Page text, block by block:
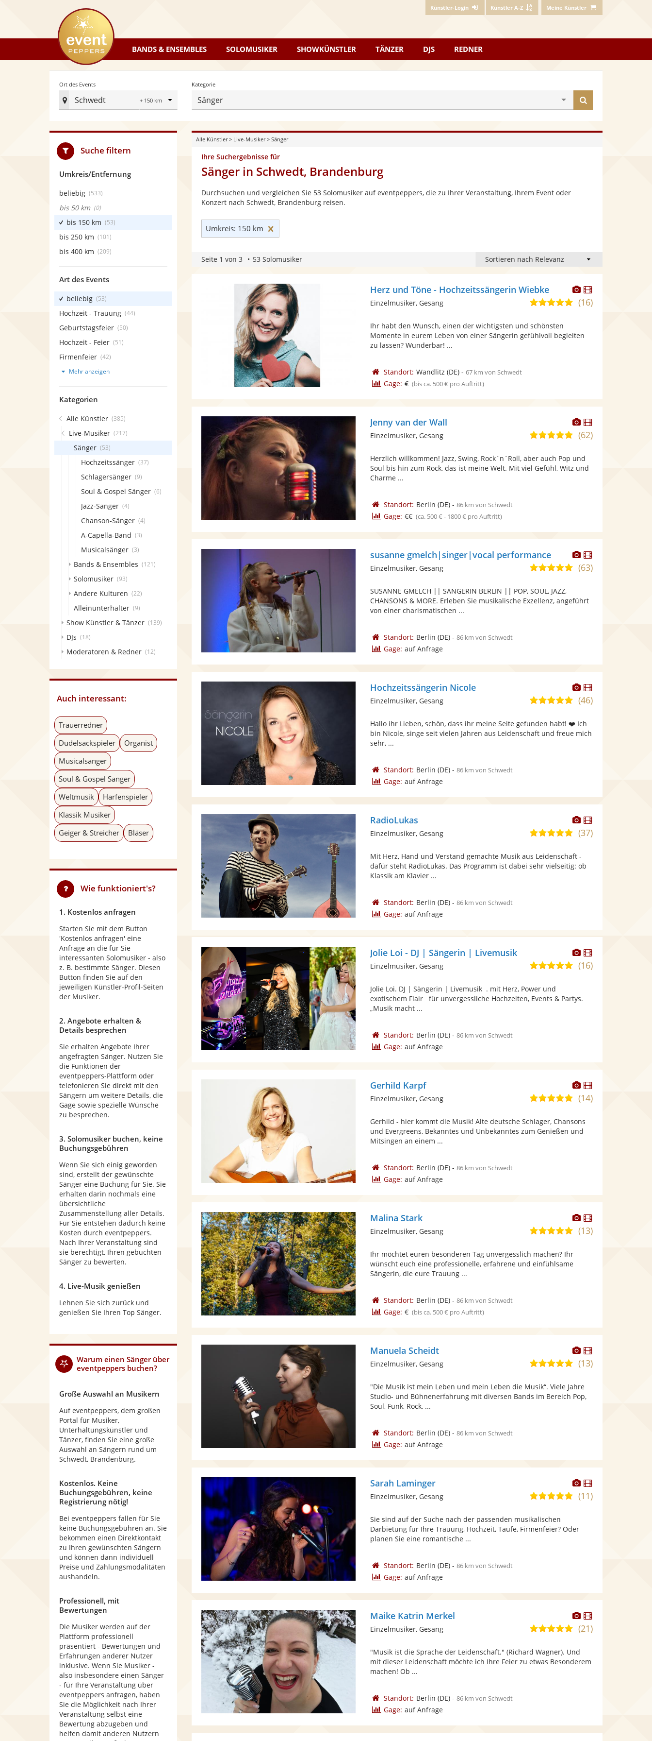
Künstler-Login Künstler A-Z Meine Künstler
eventpeppers
BANDS & ENSEMBLES SOLOMUSIKER SHOWKÜNSTLER TÄNZER DJS REDNER
Ort des Events
Schwedt
Radius
Ort
Events
festlegen
Kategorie
Sänger
finden
Alle Künstler> Live-Musiker> Sänger
Ihre Suchergebnisse für
Sänger in Schwedt, Brandenburg
Durchsuchen und vergleichen Sie 53 Solomusiker auf eventpeppers, die zu Ihrer Veranstaltung, Ihrem Event oder
Konzert nach Schwedt, Brandenburg reisen.
Umkreis: 150 km
Seite 1 von 3 53 Solomusiker
Dieser
Künstler
stellt
Dieser
Künstler
Herz und Töne - Hochzeitssängerin Wiebke
5,0
Sternen
(16)
Einzelmusiker, Gesang
Ihr habt den Wunsch, einen der wichtigsten und schönsten
Momente in eurem Leben von einer Sängerin gefühlvoll begleiten
zu lassen? Wunderbar! ...
Standort: Wandlitz (DE)- 67 km von Schwedt
Gage: € (bis ca. 500 € pro Auftritt)
Dieser
Künstler
stellt
Fotos
bereit.
Dieser
Künstler
Jenny van der Wall
5,0
5
Sternen
(62)
Einzelmusiker, Gesang
Herzlich willkommen! Jazz, Swing, Rock´n´Roll, aber auch Pop und
Soul bis hin zum Rock, das ist meine Welt. Mit viel Gefühl, Witz und
Charme ...
Standort: Berlin (DE)- 86 km von Schwedt
Gage: €€ (ca. 500 € - 1800 € pro Auftritt)
Dieser
Künstler
stellt
bereit.
Dieser
Künstler
susanne gmelch|singer|vocal performance
5,0
Sternen
(63)
Einzelmusiker, Gesang
SUSANNE GMELCH || SÄNGERIN BERLIN || POP, SOUL, JAZZ,
CHANSONS & MORE. Erleben Sie musikalische Exzellenz, angeführt
von einer charismatischen ...
Standort: Berlin (DE)- 86 km von Schwedt
Gage: auf Anfrage
Dieser
Künstler
stellt
Fotos
bereit.
Dieser
Künstler
Hochzeitssängerin Nicole
5,0
5
Sternen
(46)
Einzelmusiker, Gesang
Hallo ihr Lieben, schön, dass ihr meine Seite gefunden habt! ❤️ Ich
bin Nicole, singe seit vielen Jahren aus Leidenschaft und freue mich
sehr, ...
Standort: Berlin (DE)- 86 km von Schwedt
Gage: auf Anfrage
Dieser
Künstler
stellt
bereit.
Dieser
Künstler
RadioLukas
5,0
5
Sternen
(37)
Einzelmusiker, Gesang
Mit Herz, Hand und Verstand gemachte Musik aus Leidenschaft -
dafür steht RadioLukas. Das Programm ist dabei sehr vielseitig: ob
Klassik am Klavier ...
Standort: Berlin (DE)- 86 km von Schwedt
Gage: auf Anfrage
Dieser
Künstler
stellt
Dieser
Künstler
Jolie Loi - DJ | Sängerin | Livemusik
5,0
Sternen
(16)
Einzelmusiker, Gesang
Jolie Loi. DJ | Sängerin | Livemusik . mit Herz, Power und
exotischem Flair für unvergessliche Hochzeiten, Events & Partys.
„Musik macht ...
Standort: Berlin (DE)- 86 km von Schwedt
Gage: auf Anfrage
Dieser
Künstler
stellt
bereit.
Dieser
Künstler
Gerhild Karpf
5,0
5
Sternen
(14)
Einzelmusiker, Gesang
Gerhild - hier kommt die Musik! Alte deutsche Schlager, Chansons
und Evergreens, Bekanntes und Unbekanntes zum Genießen und
Mitsingen an einem ...
Standort: Berlin (DE)- 86 km von Schwedt
Gage: auf Anfrage
Dieser
Künstler
stellt
Dieser
Künstler
Malina Stark
5,0
5
Sternen
(13)
Einzelmusiker, Gesang
Ihr möchtet euren besonderen Tag unvergesslich machen? Ihr
wünscht euch eine professionelle, erfahrene und einfühlsame
Sängerin, die eure Trauung ...
Standort: Berlin (DE)- 86 km von Schwedt
Gage: € (bis ca. 500 € pro Auftritt)
Dieser
Künstler
stellt
bereit.
Dieser
Künstler
Manuela Scheidt
5,0
5
Sternen
(13)
Einzelmusiker, Gesang
"Die Musik ist mein Leben und mein Leben die Musik“. Viele Jahre
Studio- und Bühnenerfahrung mit diversen Bands im Bereich Pop,
Soul, Funk, Rock, ...
Standort: Berlin (DE)- 86 km von Schwedt
Gage: auf Anfrage
Dieser
Künstler
stellt
Dieser
Künstler
Sarah Laminger
5,0
Sternen
(11)
Einzelmusiker, Gesang
Sie sind auf der Suche nach der passenden musikalischen
Darbietung für Ihre Trauung, Hochzeit, Taufe, Firmenfeier? Oder
planen Sie eine romantische ...
Standort: Berlin (DE)- 86 km von Schwedt
Gage: auf Anfrage
Dieser
Künstler
stellt
Dieser
Künstler
Maike Katrin Merkel
5,0
5
Sternen
(21)
Einzelmusiker, Gesang
"Musik ist die Sprache der Leidenschaft." (Richard Wagner). Und
mit dieser Leidenschaft möchte ich Ihre Feier zu etwas Besonderem
machen! Ob ...
Standort: Berlin (DE)- 86 km von Schwedt
Gage: auf Anfrage
Suche filtern
Umkreis/Entfernung
beliebig (533)
bis 50 km (0)
bis 150 km (53)
bis 250 km (101)
bis 400 km (209)
Art des Events
beliebig (53)
Hochzeit - Trauung (44)
Geburtstagsfeier (50)
Hochzeit - Feier (51)
Firmenfeier (42)
Mehr anzeigen
Kategorien
Alle Künstler (385)
Live-Musiker (217)
Sänger (53)
Hochzeitssänger (37)
Schlagersänger (9)
Soul & Gospel Sänger (6)
Jazz-Sänger (4)
Chanson-Sänger (4)
A-Capella-Band (3)
Musicalsänger (3)
Bands & Ensembles (121)
Solomusiker (93)
Andere Kulturen (22)
Alleinunterhalter (9)
Show Künstler & Tänzer (139)
DJs (18)
Moderatoren & Redner (12)
Auch interessant:
Trauerredner
Dudelsackspieler
Organist
Musicalsänger
Soul & Gospel Sänger
Weltmusik
Harfenspieler
Klassik Musiker
Geiger & Streicher
Bläser
Wie funktioniert's?
1. Kostenlos anfragen
Starten Sie mit dem Button
'Kostenlos anfragen' eine
Anfrage an die für Sie
interessanten Solomusiker - also
z. B. bestimmte Sänger. Diesen
Button finden Sie auf den
jeweiligen Künstler-Profil-Seiten
der Musiker.
2. Angebote erhalten &
Details besprechen
Sie erhalten Angebote Ihrer
angefragten Sänger. Nutzen Sie
die Funktionen der
eventpeppers-Plattform oder
telefonieren Sie direkt mit den
Sängern um weitere Details, die
Gage sowie spezielle Wünsche
zu besprechen.
3. Solomusiker buchen, keine
Buchungsgebühren
Wenn Sie sich einig geworden
sind, erstellt der gewünschte
Sänger eine Buchung für Sie. Sie
erhalten darin nochmals eine
übersichtliche
Zusammenstellung aller Details.
Für Sie entstehen dadurch keine
Kosten durch eventpeppers.
Nach Ihrer Veranstaltung sind
sie berechtigt, Ihren gebuchten
Sänger zu bewerten.
4. Live-Musik genießen
Lehnen Sie sich zurück und
genießen Sie Ihren Top Sänger.
Warum einen Sängerüber
eventpeppers buchen?
Große Auswahl an Musikern
Auf eventpeppers, dem großen
Portal für Musiker,
Unterhaltungskünstler und
Tänzer, finden Sie eine große
Auswahl an Sängern rund um
Schwedt, Brandenburg.
Kostenlos. Keine
Buchungsgebühren, keine
Registrierung nötig!
Bei eventpeppers fallen für Sie
keine Buchungsgebühren an. Sie
bekommen einen Direktkontakt
zu Ihren gewünschten Sängern
und können dann individuell
Preise und Zahlungsmodalitäten
aushandeln.
Professionell, mit
Bewertungen
Die Musiker werden auf der
Plattform professionell
präsentiert - Bewertungen und
Erfahrungen anderer Nutzer
inklusive. Wenn Sie Musiker -
also insbesondere einen Sänger
- für Ihre Veranstaltung über
eventpeppers anfragen, haben
Sie die Möglichkeit nach Ihrer
Veranstaltung selbst eine
Bewertung abzugeben und
helfen damit anderen Nutzern